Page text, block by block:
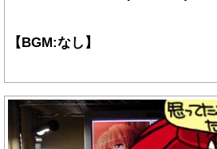
【BGM:なし】